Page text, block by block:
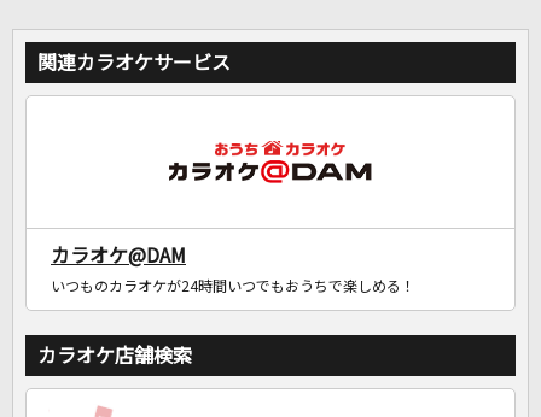
関連カラオケサービス
カラオケ@DAM
いつものカラオケが24時間いつでもおうちで楽しめる！
カラオケ店舗検索